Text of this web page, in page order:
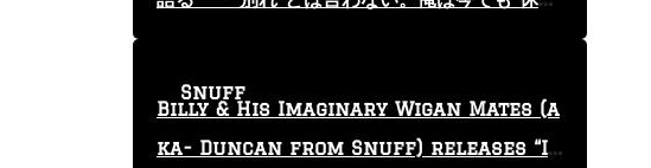
Billy & His Imaginary Wigan Mates (a
ka- Duncan from Snuff) releases “I
Snuff